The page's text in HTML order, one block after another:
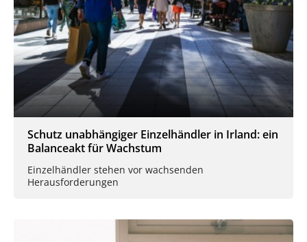
Schutz unabhängiger Einzelhändler in Irland: ein
Balanceakt für Wachstum
Einzelhändler stehen vor wachsenden
Herausforderungen